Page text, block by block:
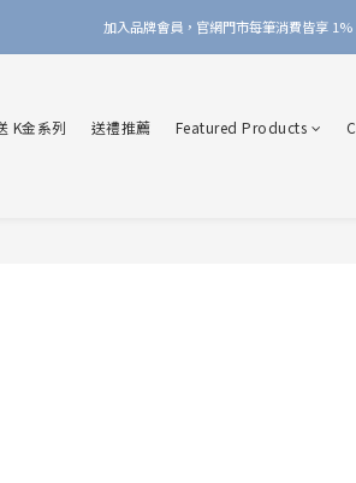
加入品牌會員，官網門市每筆消費皆享 1%
加入品牌會員，官網門市每筆消費皆享 1%
加入品牌會員，官網門市每筆消費皆享 1%
K金系列 送禮推薦 Featured Products